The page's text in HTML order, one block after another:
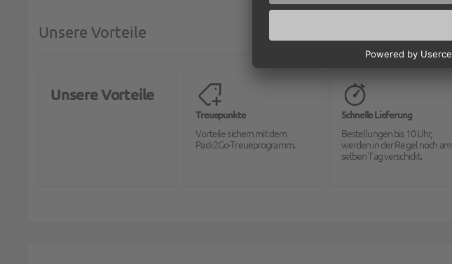
Unsere Vorteile
Unsere Vorteile
Treuepunkte
Vorteile sichern mit dem
Pack2Go-Treueprogramm.
Schnelle Lieferung
Bestellungen bis 10 Uhr,
werden in der Regel noch am
selben Tag verschickt.